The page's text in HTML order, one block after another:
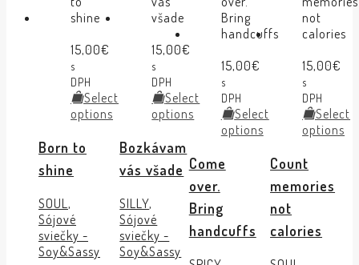
15,00€
s
DPH
Select
options
Born to
shine
SOUL ,
Sójové
sviečky -
Soy&Sassy
15,00€
s
DPH
Select
options
Bozkávam
vás všade
SILLY,
Sójové
sviečky -
Soy&Sassy
15,00€
s
DPH
Select
options
Come
over.
Bring
handcuffs
15,00€
s
DPH
Select
options
Count
memories
not
calories